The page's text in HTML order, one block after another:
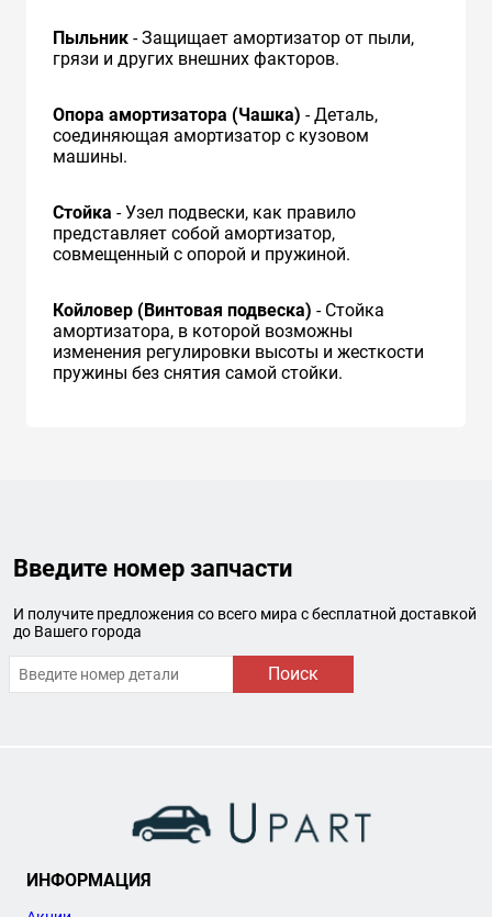
Пыльник - Защищает амортизатор от пыли,
грязи и других внешних факторов.
Опора амортизатора (Чашка) - Деталь,
соединяющая амортизатор с кузовом
машины.
Стойка - Узел подвески, как правило
представляет собой амортизатор,
совмещенный с опорой и пружиной.
Койловер (Винтовая подвеска) - Стойка
амортизатора, в которой возможны
изменения регулировки высоты и жесткости
пружины без снятия самой стойки.
Введите номер запчасти
И получите предложения со всего мира с бесплатной доставкой
до Вашего города
Поиск
ИНФОРМАЦИЯ